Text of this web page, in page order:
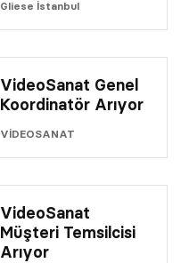
Gliese İstanbul
VideoSanat Genel
Koordinatör Arıyor
VİDEOSANAT
VideoSanat
Müşteri Temsilcisi
Arıyor